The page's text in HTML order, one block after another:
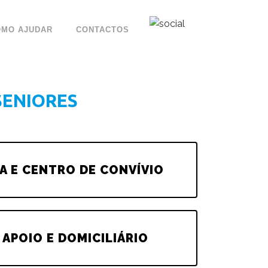
AJUDAR CONTACTOS
E CENTRO DE CONVÍVIO
APOIO E DOMICILIÁRIO